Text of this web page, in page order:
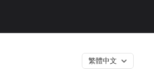
繁體中文